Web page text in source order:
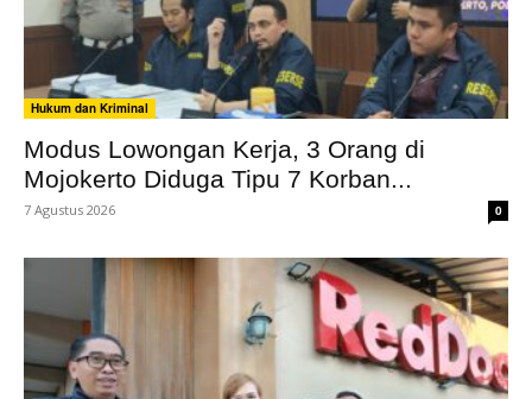
Hukum dan Kriminal
Modus Lowongan Kerja, 3 Orang di
Mojokerto Diduga Tipu 7 Korban...
7 Agustus 2026 0